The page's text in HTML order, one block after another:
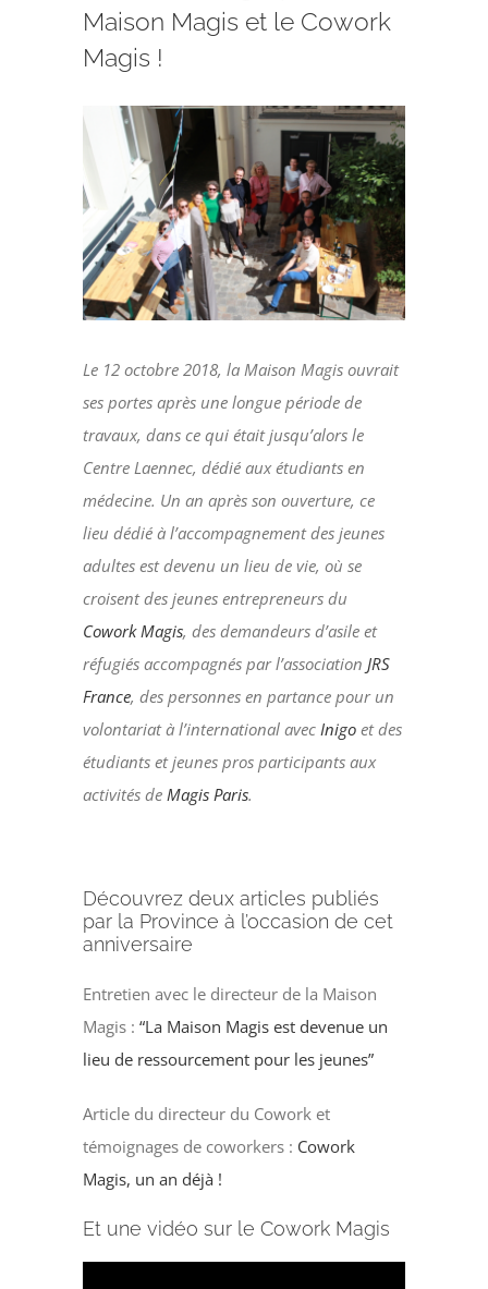
Magis Paris
Cowork Magis
JRS France
Réseau Magis
Maison Magis et le Cowork
Magis !
Voir
l'image
agrandie
Le 12 octobre 2018, la Maison Magis ouvrait
ses portes après une longue période de
travaux, dans ce qui était jusqu’alors le
Centre Laennec, dédié aux étudiants en
médecine. Un an après son ouverture, ce
lieu dédié à l’accompagnement des jeunes
adultes est devenu un lieu de vie, où se
croisent des jeunes entrepreneurs du
Cowork Magis, des demandeurs d’asile et
réfugiés accompagnés par l’association JRS
France, des personnes en partance pour un
volontariat à l’international avecInigo et des
étudiants et jeunes pros participants aux
activités deMagis Paris.
Découvrez deux articles publiés
par la Province à l’occasion de cet
anniversaire
Entretien avec le directeur de la Maison
Magis :“La Maison Magis est devenue un
lieu de ressourcement pour les jeunes”
Article du directeur du Cowork et
témoignages de coworkers : Cowork
Magis, un an déjà !
Et une vidéo sur le Cowork Magis